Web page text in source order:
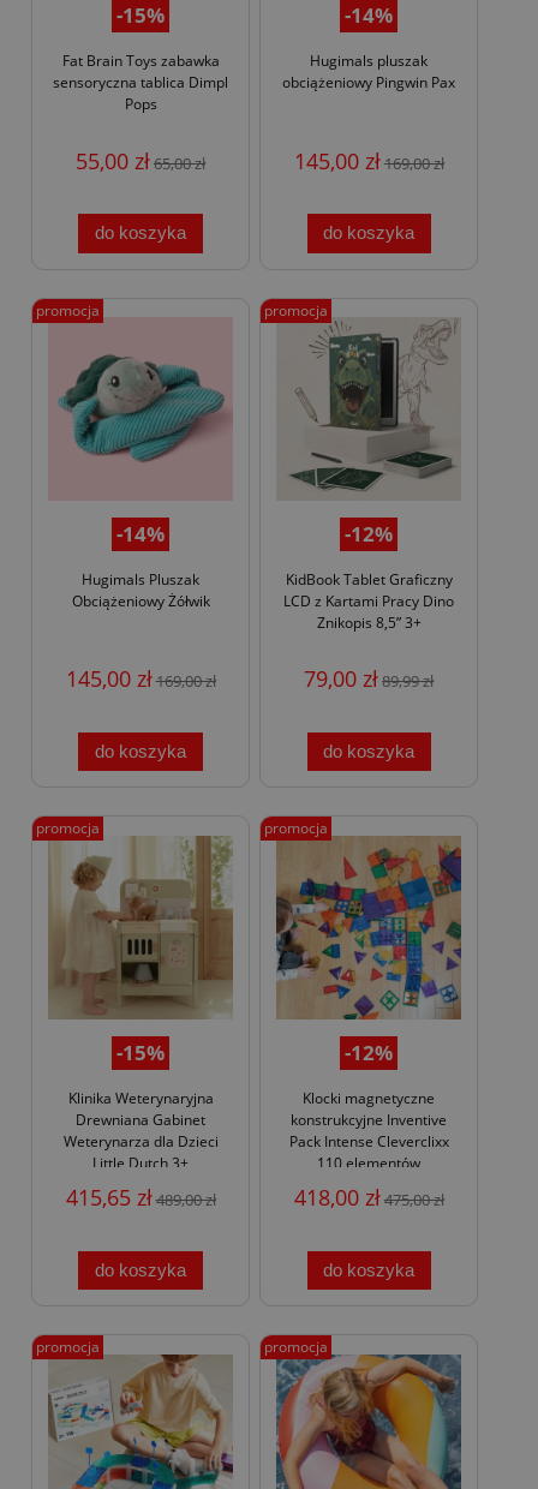
-15%
Fat Brain Toys zabawka
sensoryczna tablica Dimpl
Pops
55,00 zł65,00 zł
do koszyka
-14%
Hugimals pluszak
obciążeniowy Pingwin Pax
145,00 zł169,00 zł
do koszyka
-14%
Hugimals Pluszak
Obciążeniowy Żółwik
145,00 zł169,00 zł
do koszyka
promocja
-12%
KidBook Tablet Graficzny
LCD z Kartami Pracy Dino
Znikopis 8,5” 3+
79,00 zł89,99 zł
do koszyka
promocja
-15%
Klinika Weterynaryjna
Drewniana Gabinet
Weterynarza dla Dzieci
Little Dutch 3+
415,65 zł489,00 zł
do koszyka
promocja
-12%
Klocki magnetyczne
konstrukcyjne Inventive
Pack Intense Cleverclixx
110 elementów
418,00 zł475,00 zł
do koszyka
promocja
promocja promocja